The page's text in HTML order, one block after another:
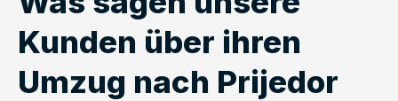
Kunden über ihren
Umzug nach Prijedor